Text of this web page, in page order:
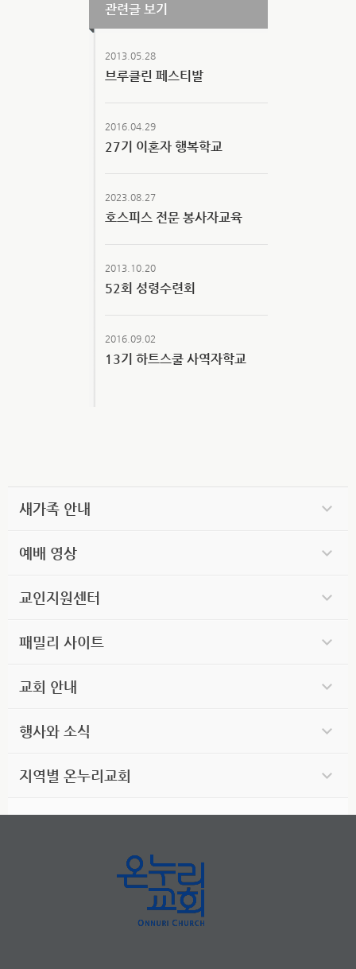
관련글 보기
2013.05.28
브루클린 페스티발
2016.04.29
27기 이혼자 행복학교
2023.08.27
호스피스 전문 봉사자교육
2013.10.20
52회 성령수련회
2016.09.02
13기 하트스쿨 사역자학교
새가족 안내
예배 영상
교인지원센터
패밀리 사이트
교회 안내
행사와 소식
지역별 온누리교회